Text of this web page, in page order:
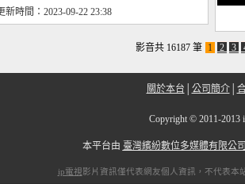
新時間：2023-09-22 23:38
影音共 16187 筆 1 2 3
關於本台 公司簡介│
Copyright © 2011-
本平台由 臺灣繽紛數位多媒體有限公
ip電視影片資訊僅代表網友個人資訊，不代表本